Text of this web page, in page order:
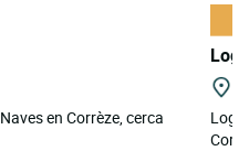
en Corrèze, cerca